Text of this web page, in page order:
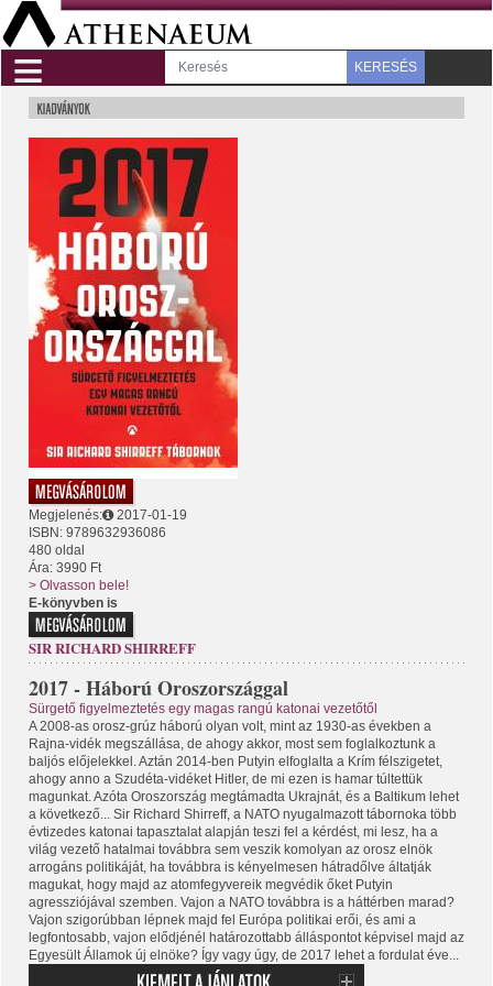
≡ KERESÉS
Megjelenés:
2017-01-19
ISBN: 9789632936086
480 oldal
Ára: 3990 Ft
> Olvasson bele!
E-könyvben is
SIR RICHARD SHIRREFF
2017 - Háború Oroszországgal
Sürgető figyelmeztetés egy magas rangú katonai vezetőtől
A 2008-as orosz-grúz háború olyan volt, mint az 1930-as években a
Rajna-vidék megszállása, de ahogy akkor, most sem foglalkoztunk a
baljós előjelekkel. Aztán 2014-ben Putyin elfoglalta a Krím félszigetet,
ahogy anno a Szudéta-vidéket Hitler, de mi ezen is hamar túltettük
magunkat. Azóta Oroszország megtámadta Ukrajnát, és a Baltikum lehet
a következő... Sir Richard Shirreff, a NATO nyugalmazott tábornoka több
évtizedes katonai tapasztalat alapján teszi fel a kérdést, mi lesz, ha a
világ vezető hatalmai továbbra sem veszik komolyan az orosz elnök
arrogáns politikáját, ha továbbra is kényelmesen hátradőlve áltatják
magukat, hogy majd az atomfegyvereik megvédik őket Putyin
agressziójával szemben. Vajon a NATO továbbra is a háttérben marad?
Vajon szigorúbban lépnek majd fel Európa politikai erői, és ami a
legfontosabb, vajon elődjénél határozottabb álláspontot képvisel majd az
Egyesült Államok új elnöke? Így vagy úgy, de 2017 lehet a fordulat éve...